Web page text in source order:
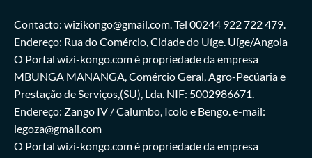
Contacto: wizikongo@gmail.com. Tel 00244 922 722 479.
Endereço: Rua do Comércio, Cidade do Uíge. Uíge/Angola
O Portal wizi-kongo.com é propriedade da empresa
MBUNGA MANANGA, Comércio Geral, Agro-Pecúaria e
Prestação de Serviços,(SU), Lda. NIF: 5002986671.
Endereço: Zango IV / Calumbo, Icolo e Bengo. e-mail:
legoza@gmail.com
O Portal wizi-kongo.com é propriedade da empresa